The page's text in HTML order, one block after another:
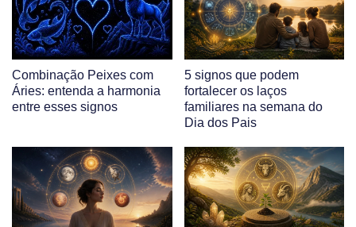
Combinação Peixes com
Áries: entenda a harmonia
entre esses signos
5 signos que podem
fortalecer os laços
familiares na semana do
Dia dos Pais